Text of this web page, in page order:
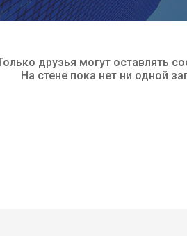
друзья могут оставлять
На стене пока нет ни одной